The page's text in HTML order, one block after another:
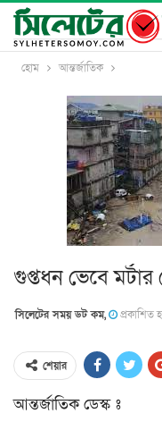
হোম আন্তর্জাতিক
গুপ্তধন ভেবে
সিলেটের সময় ডট কম, প্রকাশিত
শেয়ার
আন্তর্জাতিক ডেস্ক ঃ